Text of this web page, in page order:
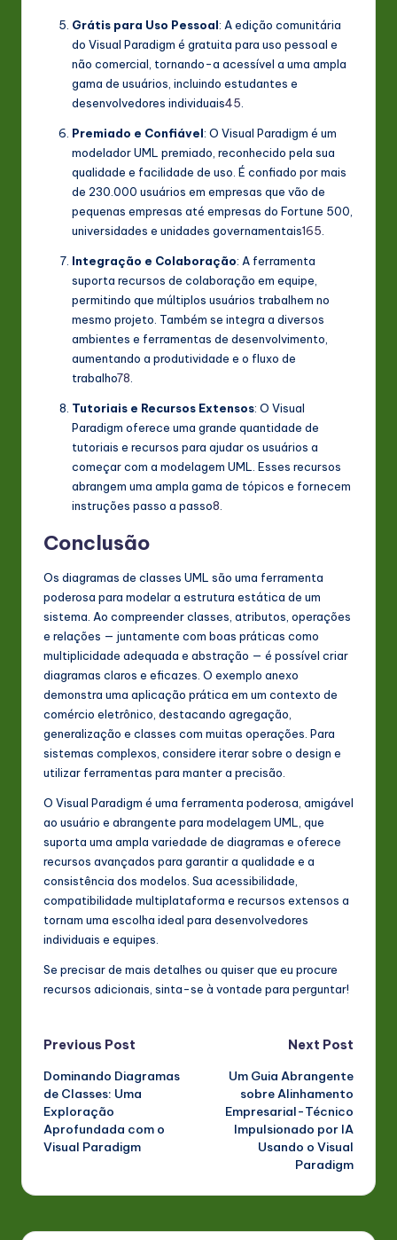
Grátis para Uso Pessoal: A edição comunitária
do Visual Paradigm é gratuita para uso pessoal e
não comercial, tornando-a acessível a uma ampla
gama de usuários, incluindo estudantes e
desenvolvedores individuais45
Premiado e Confiável: O Visual Paradigm é um
modelador UML premiado, reconhecido pela sua
qualidade e facilidade de uso. É confiado por mais
de 230.000 usuários em empresas que vão de
pequenas empresas até empresas do Fortune 500,
universidades e unidades governamentais165
Integração e Colaboração: A ferramenta
suporta recursos de colaboração em equipe,
permitindo que múltiplos usuários trabalhem no
mesmo projeto. Também se integra a diversos
ambientes e ferramentas de desenvolvimento,
aumentando a produtividade e o fluxo de
trabalho78
Tutoriais e Recursos Extensos: O Visual
Paradigm oferece uma grande quantidade de
tutoriais e recursos para ajudar os usuários a
começar com a modelagem UML. Esses recursos
abrangem uma ampla gama de tópicos e fornecem
instruções passo a passo8
Conclusão
Os diagramas de classes UML são uma ferramenta
poderosa para modelar a estrutura estática de um
sistema. Ao compreender classes, atributos, operações
e relações — juntamente com boas práticas como
multiplicidade adequada e abstração — é possível criar
diagramas claros e eficazes. O exemplo anexo
demonstra uma aplicação prática em um contexto de
comércio eletrônico, destacando agregação,
generalização e classes com muitas operações. Para
sistemas complexos, considere iterar sobre o design e
utilizar ferramentas para manter a precisão.
O Visual Paradigm é uma ferramenta poderosa, amigável
ao usuário e abrangente para modelagem UML, que
suporta uma ampla variedade de diagramas e oferece
recursos avançados para garantir a qualidade e a
consistência dos modelos. Sua acessibilidade,
compatibilidade multiplataforma e recursos extensos a
tornam uma escolha ideal para desenvolvedores
individuais e equipes.
Se precisar de mais detalhes ou quiser que eu procure
recursos adicionais, sinta-se à vontade para perguntar!
Post
navigation
Previous Post
Dominando Diagramas
de Classes: Uma
Exploração
Aprofundada com o
Visual Paradigm
Next Post
Um Guia Abrangente
sobre Alinhamento
Empresarial-Técnico
Impulsionado por IA
Usando o Visual
Paradigm